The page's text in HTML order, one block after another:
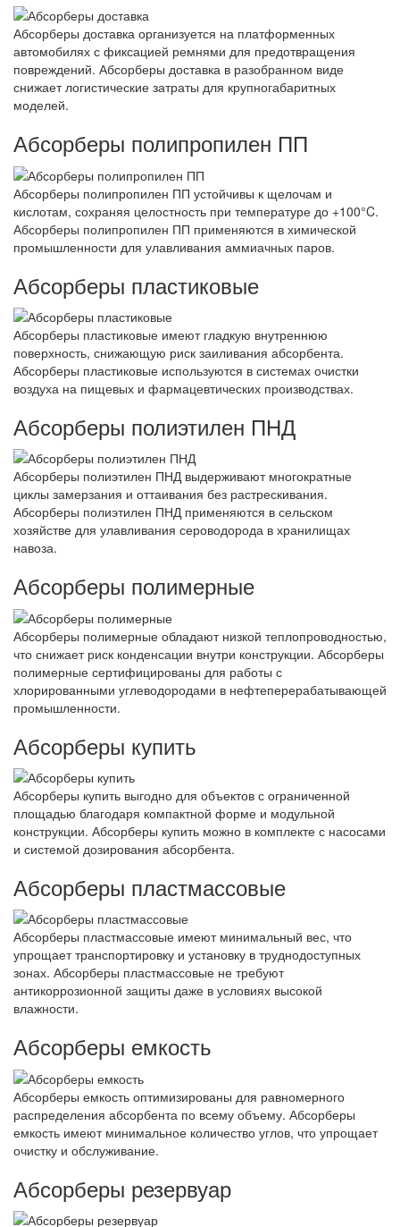
Абсорберы доставка организуется на платформенных
автомобилях с фиксацией ремнями для предотвращения
повреждений. Абсорберы доставка в разобранном виде
снижает логистические затраты для крупногабаритных
моделей.
Абсорберы полипропилен ПП
Абсорберы полипропилен ПП устойчивы к щелочам и
кислотам, сохраняя целостность при температуре до +100°C.
Абсорберы полипропилен ПП применяются в химической
промышленности для улавливания аммиачных паров.
Абсорберы пластиковые
Абсорберы пластиковые имеют гладкую внутреннюю
поверхность, снижающую риск заиливания абсорбента.
Абсорберы пластиковые используются в системах очистки
воздуха на пищевых и фармацевтических производствах.
Абсорберы полиэтилен ПНД
Абсорберы полиэтилен ПНД выдерживают многократные
циклы замерзания и оттаивания без растрескивания.
Абсорберы полиэтилен ПНД применяются в сельском
хозяйстве для улавливания сероводорода в хранилищах
навоза.
Абсорберы полимерные
Абсорберы полимерные обладают низкой теплопроводностью,
что снижает риск конденсации внутри конструкции. Абсорберы
полимерные сертифицированы для работы с
хлорированными углеводородами в нефтеперерабатывающей
промышленности.
Абсорберы купить
Абсорберы купить выгодно для объектов с ограниченной
площадью благодаря компактной форме и модульной
конструкции. Абсорберы купить можно в комплекте с насосами
и системой дозирования абсорбента.
Абсорберы пластмассовые
Абсорберы пластмассовые имеют минимальный вес, что
упрощает транспортировку и установку в труднодоступных
зонах. Абсорберы пластмассовые не требуют
антикоррозионной защиты даже в условиях высокой
влажности.
Абсорберы емкость
Абсорберы емкость оптимизированы для равномерного
распределения абсорбента по всему объему. Абсорберы
емкость имеют минимальное количество углов, что упрощает
очистку и обслуживание.
Абсорберы резервуар